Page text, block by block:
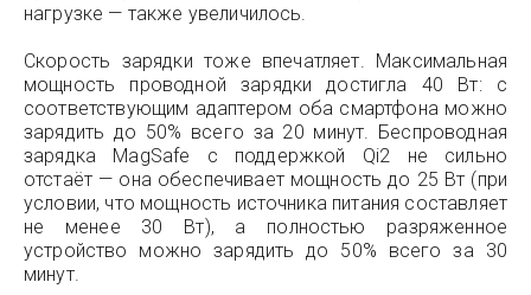
нагрузке — также увеличилось.
Скорость зарядки тоже впечатляет. Максимальная
мощность проводной зарядки достигла 40 Вт: с
соответствующим адаптером оба смартфона можно
зарядить до 50% всего за 20 минут. Беспроводная
зарядка MagSafe с поддержкой Qi2 не сильно
отстаёт — она обеспечивает мощность до 25 Вт (при
условии, что мощность источника питания составляет
не менее 30 Вт), а полностью разряженное
устройство можно зарядить до 50% всего за 30
минут.